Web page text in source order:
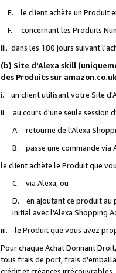
E. le client achète un Produit
F. concernant les Produits
iii. dans les 180 jours suivant
(b) Site d'Alexa skill
des Produits sur
i. un client utilisant votre Site
ii. au cours d'une seule session
A. retourne de l'Alexa
B. passe une commande via
le client achète le Produit que
C. via Alexa, ou
D. en ajoutant ce produit au
initial avec l'Alexa Shopping
iii. le Produit que vous avez
Pour chaque Achat Donnant
tous frais de port, frais
crédit et créances irrécouvrables.